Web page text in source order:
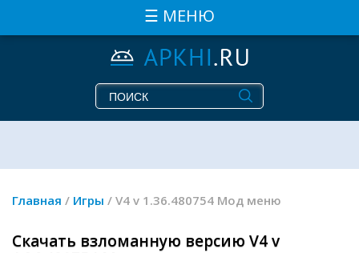
☰ МЕНЮ
Главная / Игры / V4 v 1.36.480754 Мод меню
Скачать взломанную версию V4 v